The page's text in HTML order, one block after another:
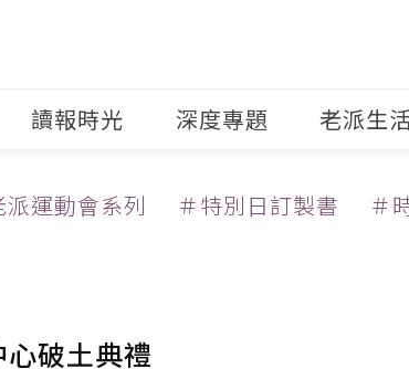
讀報時光 深度專題 老派生
派運動會系列 ＃特別日訂製書 ＃
破土典禮